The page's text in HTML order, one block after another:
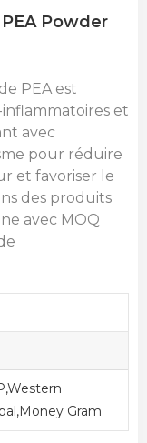
Powder
PEA est
et
avec
pour réduire
et favoriser le
des produits
avec MOQ
Gram